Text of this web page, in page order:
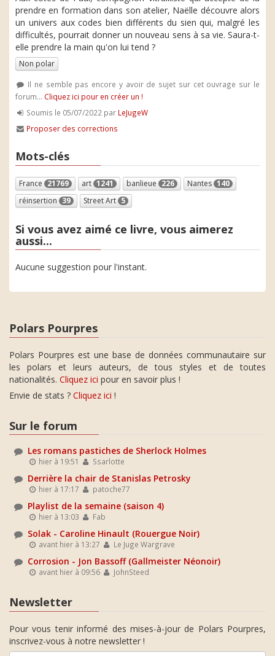
prendre en formation dans son atelier, Naëlle découvre alors
un univers aux codes bien différents du sien qui, malgré les
difficultés, pourrait donner un nouveau sens à sa vie. Saura-t-
elle prendre la main qu'on lui tend ?
Non polar
Il ne semble pas encore y avoir de sujet sur cet ouvrage sur le
forum... Cliquez ici pour en créer un !
Soumis le 05/07/2022 par LeJugeW
Proposer des corrections
Mots-clés
France 21769 art 1241 banlieue 226 Nantes 140
réinsertion 39 Street Art 5
Si vous avez aimé ce livre, vous aimerez
aussi...
Aucune suggestion pour l'instant.
Polars Pourpres
Polars Pourpres est une base de données communautaire sur
les polars et leurs auteurs, de tous styles et de toutes
nationalités. Cliquez ici pour en savoir plus !
Envie de stats ? Cliquez ici !
Sur le forum
Les romans pastiches de Sherlock Holmes
hier à 19:51 Ssarlotte
Derrière la chair de Stanislas Petrosky
hier à 17:17 patoche77
Playlist de la semaine (saison 4)
hier à 13:03 Fab
Solak - Caroline Hinault (Rouergue Noir)
avant hier à 13:27 Le Juge Wargrave
Corrosion - Jon Bassoff (Gallmeister Néonoir)
avant hier à 09:56 JohnSteed
Newsletter
Pour vous tenir informé des mises-à-jour de Polars Pourpres,
inscrivez-vous à notre newsletter !